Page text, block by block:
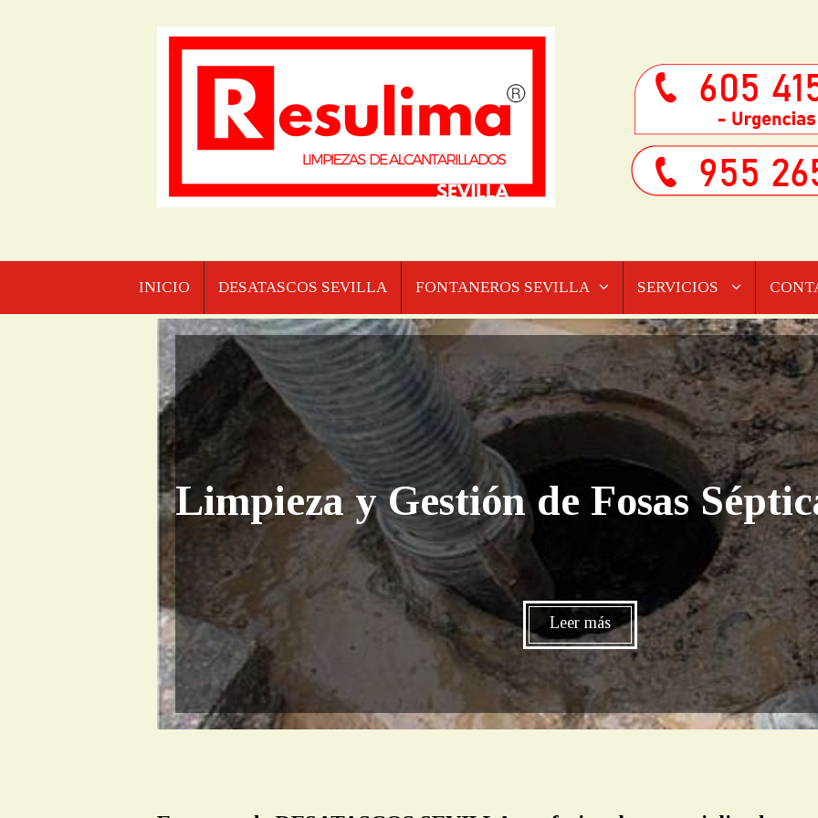
INICIO DESATASCOS SEVILLA FONTANEROS SEVILLA SERVICIOS
Limpieza y Gestión de Fosas
Leer más